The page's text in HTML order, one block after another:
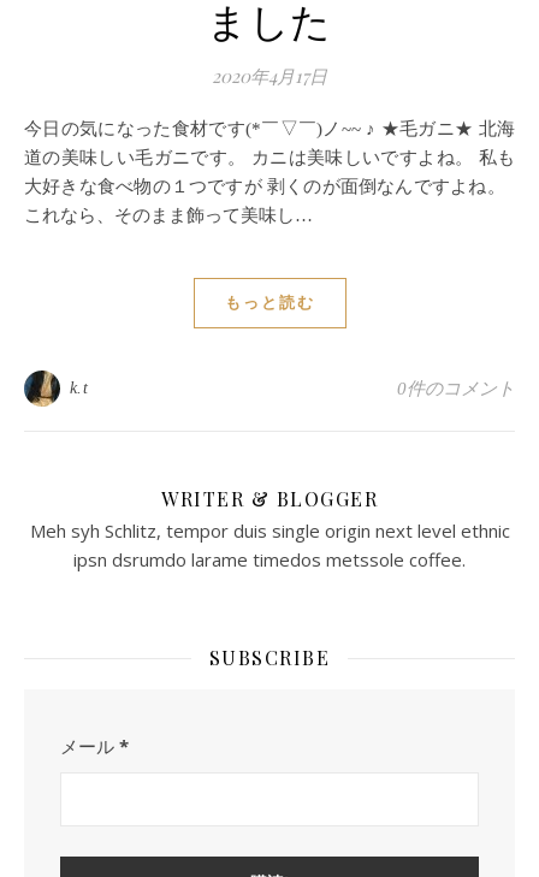
ました
2020年4月17日
今日の気になった食材です(*￣▽￣)ノ~~ ♪ ★毛ガニ★ 北海
道の美味しい毛ガニです。 カニは美味しいですよね。 私も
大好きな食べ物の１つですが 剥くのが面倒なんですよね。
これなら、そのまま飾って美味し…
もっと読む
k.t 0件のコメント
WRITER & BLOGGER
Meh syh Schlitz, tempor duis single origin next level ethnic
ipsn dsrumdo larame timedos metssole coffee.
SUBSCRIBE
メール *